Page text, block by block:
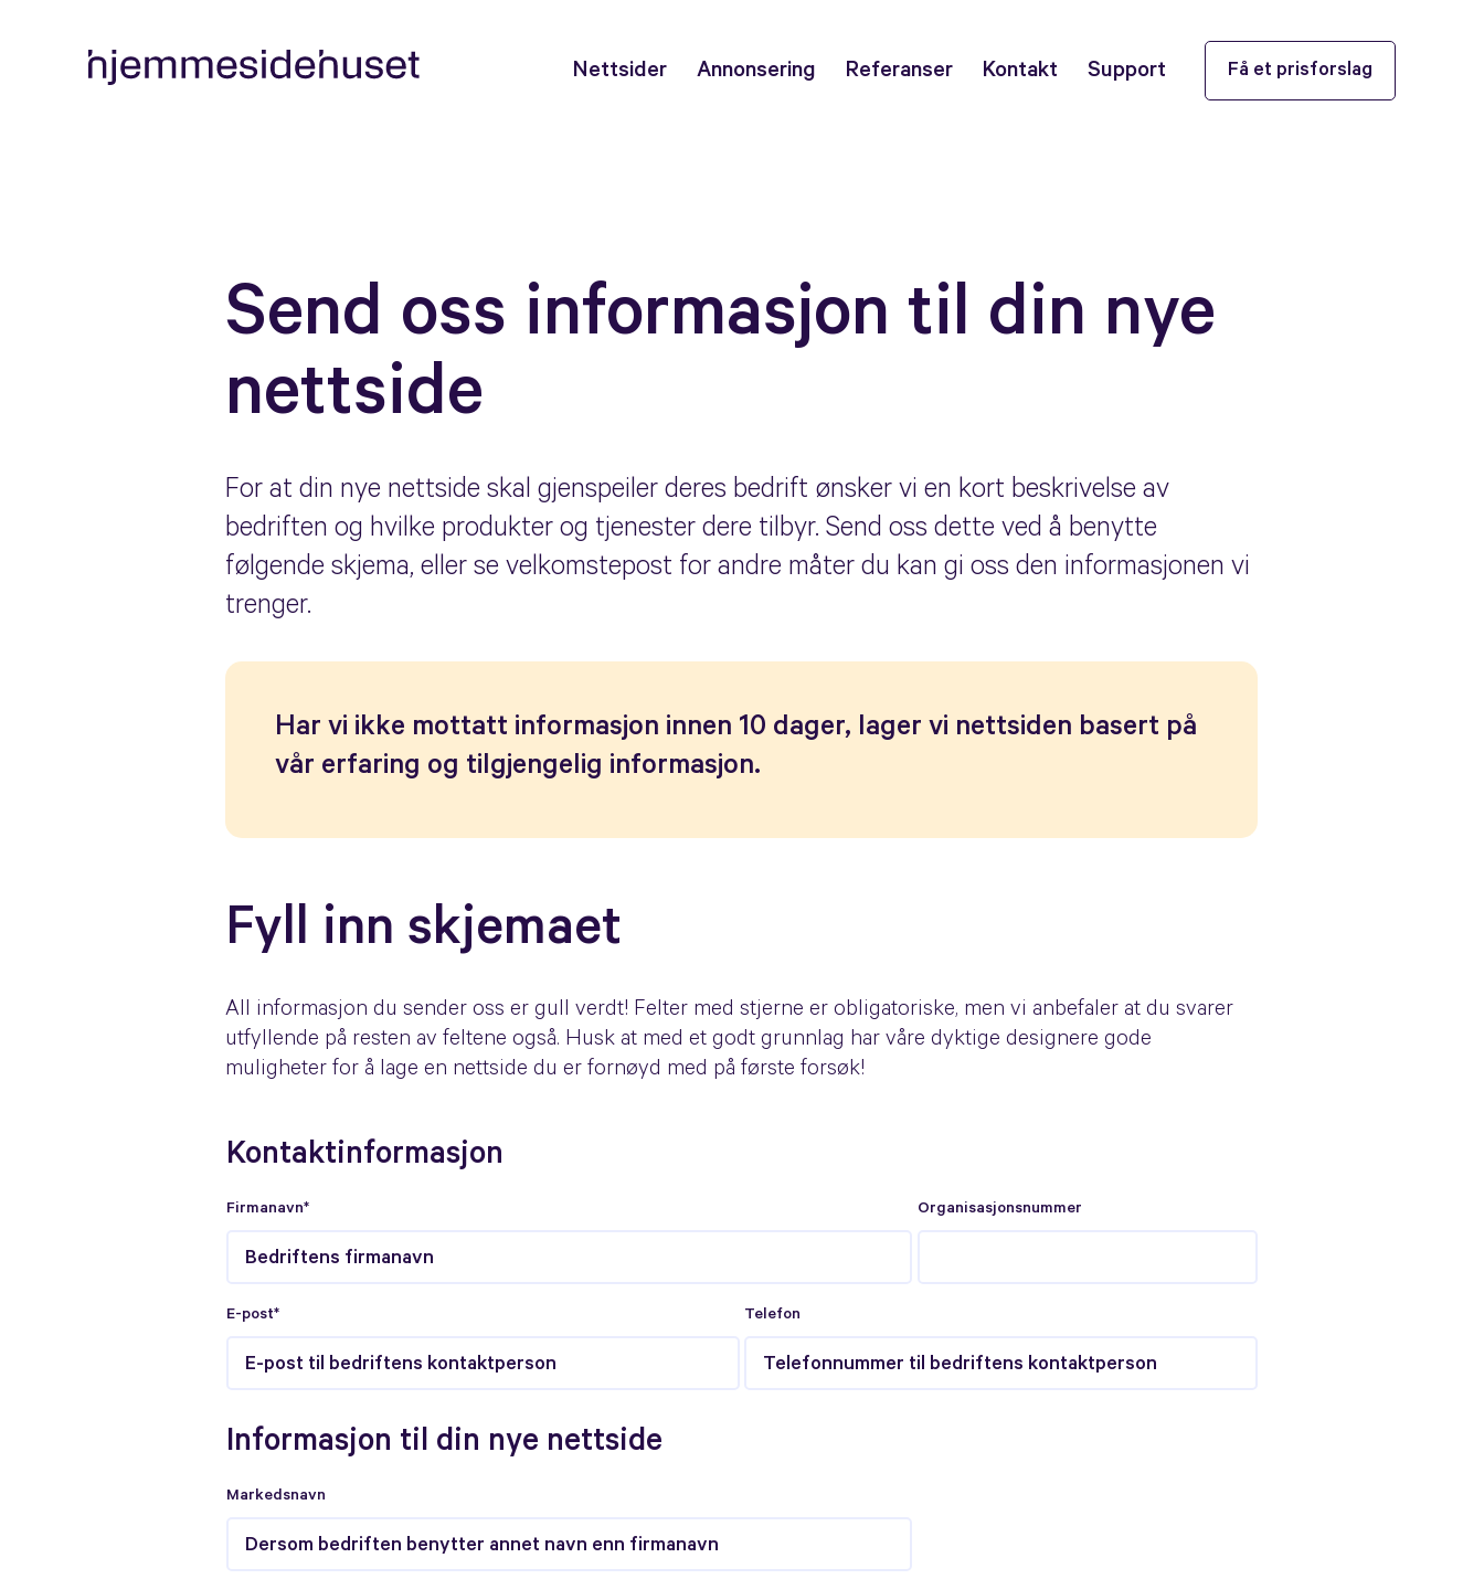
Få et prisforslag
Nettsider Annonsering Referanser Kontakt Support
Send oss informasjon til din nye
nettside
For at din nye nettside skal gjenspeiler deres bedrift ønsker vi en kort beskrivelse av
bedriften og hvilke produkter og tjenester dere tilbyr. Send oss dette ved å benytte
følgende skjema, eller se velkomstepost for andre måter du kan gi oss den informasjonen vi
trenger.
Har vi ikke mottatt informasjon innen 10 dager, lager vi nettsiden basert på
vår erfaring og tilgjengelig informasjon.
Fyll inn skjemaet
All informasjon du sender oss er gull verdt! Felter med stjerne er obligatoriske, men vi anbefaler at du svarer
utfyllende på resten av feltene også. Husk at med et godt grunnlag har våre dyktige designere gode
muligheter for å lage en nettside du er fornøyd med på første forsøk!
Kontaktinformasjon
Firmanavn* Organisasjonsnummer
E-post* Telefon
Informasjon til din nye nettside
Markedsnavn